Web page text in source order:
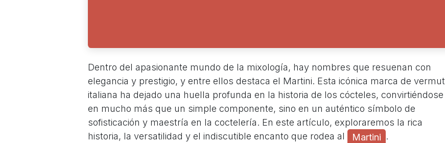
Dentro del apasionante mundo de la mixología, hay nombres que resuenan con
elegancia y prestigio, y entre ellos destaca el Martini. Esta icónica marca de vermut
italiana ha dejado una huella profunda en la historia de los cócteles, convirtiéndose
en mucho más que un simple componente, sino en un auténtico símbolo de
sofisticación y maestría en la coctelería. En este artículo, exploraremos la rica
historia, la versatilidad y el indiscutible encanto que rodea al
Martini .